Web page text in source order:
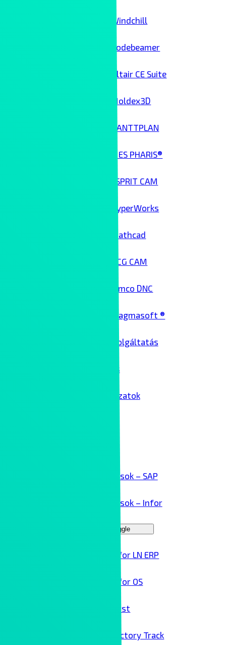
Windchill
Codebeamer
Altair CE Suite
Moldex3D
GANTTPLAN
MES PHARIS®
ESPRIT CAM
HyperWorks
Mathcad
NCG CAM
Cimco DNC
Magmasoft ®
Architekt szolgáltatás
Üzemeltetés
Passzív hálózatok
ERP megoldások – SAP
ERP megoldások – Infor
Menu Toggle
Infor LN ERP
Infor OS
Birst
Factory Track